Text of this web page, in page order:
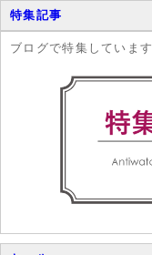
特集記事
ブログで特集しています